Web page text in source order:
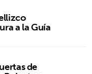
a la Guía
de